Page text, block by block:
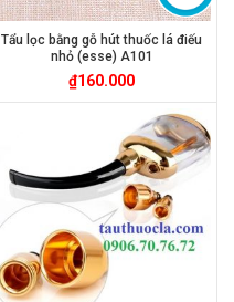
Tẩu lọc bằng gỗ hút thuốc lá điếu
nhỏ (esse) A101
₫160.000